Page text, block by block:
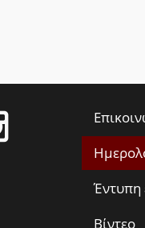
Έντυπη
Βίντεο